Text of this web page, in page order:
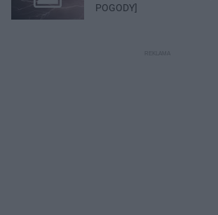
POGODY]